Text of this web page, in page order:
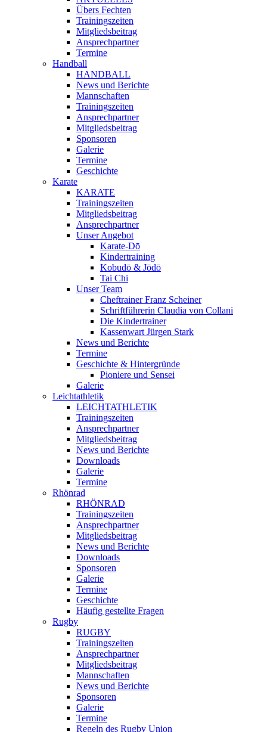
Übers Fechten
Trainingszeiten
Mitgliedsbeitrag
Ansprechpartner
Termine
Handball
HANDBALL
News und Berichte
Mannschaften
Trainingszeiten
Ansprechpartner
Mitgliedsbeitrag
Sponsoren
Galerie
Termine
Geschichte
Karate
KARATE
Trainingszeiten
Mitgliedsbeitrag
Ansprechpartner
Unser Angebot
Karate-Dō
Kindertraining
Kobudō & Jōdō
Tai Chi
Unser Team
Cheftrainer Franz Scheiner
Schriftführerin Claudia von Collani
Die Kindertrainer
Kassenwart Jürgen Stark
News und Berichte
Termine
Geschichte & Hintergründe
Pioniere und Sensei
Galerie
Leichtathletik
LEICHTATHLETIK
Trainingszeiten
Ansprechpartner
Mitgliedsbeitrag
News und Berichte
Downloads
Galerie
Termine
Rhönrad
RHÖNRAD
Trainingszeiten
Ansprechpartner
Mitgliedsbeitrag
News und Berichte
Downloads
Sponsoren
Galerie
Termine
Geschichte
Häufig gestellte Fragen
Rugby
RUGBY
Trainingszeiten
Ansprechpartner
Mitgliedsbeitrag
Mannschaften
News und Berichte
Sponsoren
Galerie
Termine
Regeln des Rugby Union